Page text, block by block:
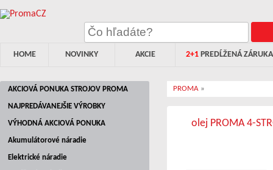
HOME NOVINKY AKCIE 2+1PREDĹŽENÁ ZÁRUKA
AKCIOVÁ PONUKA STROJOV PROMA
NAJPREDÁVANEJŠIE VÝROBKY
VÝHODNÁ AKCIOVÁ PONUKA
Akumulátorové náradie
Elektrické náradie
PROMA »
olej PROMA 4-